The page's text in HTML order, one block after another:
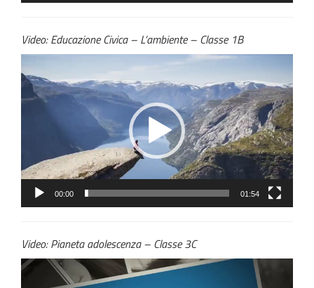
Video: Educazione Civica – L’ambiente – Classe 1B
Player
00:00 01:54
Video: Pianeta adolescenza – Classe 3C
Video